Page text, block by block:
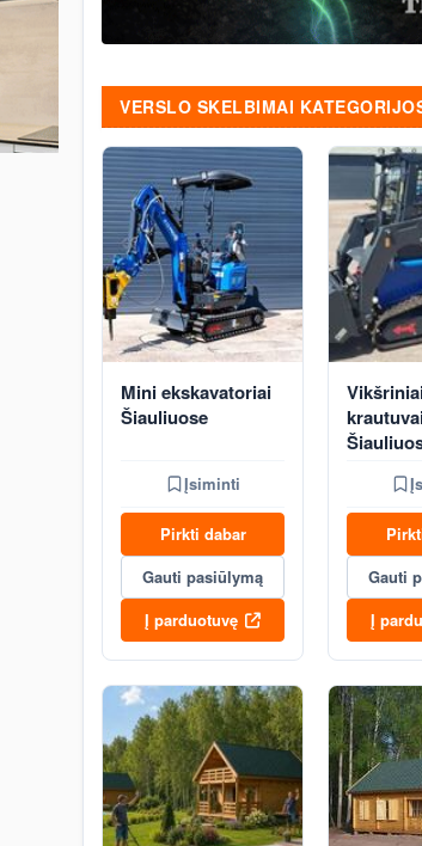
VERSLO SKELBIMAI
Mini ekskavatoriai
Šiauliuose
Įsiminti
Pirkti dabar
Gauti pasiūlymą
Į parduotuvę
Gauti
Į